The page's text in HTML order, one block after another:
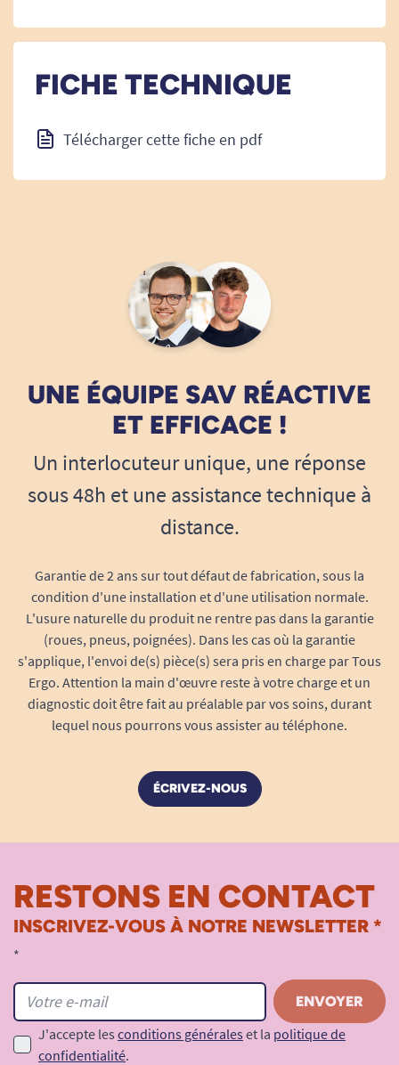
FICHE TECHNIQUE
Télécharger cette fiche en pdf
UNE ÉQUIPE SAV RÉACTIVE
ET EFFICACE !
Un interlocuteur unique, une réponse
sous 48h et une assistance technique à
distance.
Garantie de 2 ans sur tout défaut de fabrication, sous la
condition d'une installation et d'une utilisation normale.
L'usure naturelle du produit ne rentre pas dans la garantie
(roues, pneus, poignées). Dans les cas où la garantie
s'applique, l'envoi de(s) pièce(s) sera pris en charge par Tous
Ergo. Attention la main d'œuvre reste à votre charge et un
diagnostic doit être fait au préalable par vos soins, durant
lequel nous pourrons vous assister au téléphone.
ÉCRIVEZ-NOUS
RESTONS EN CONTACT
INSCRIVEZ-VOUS À NOTRE NEWSLETTER *
*
J'accepte les conditions générales et la politique de
confidentialité.